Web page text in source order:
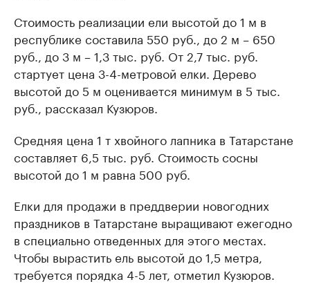
Стоимость реализации ели высотой до 1 м в
республике составила 550 руб., до 2 м – 650
руб., до 3 м – 1,3 тыс. руб. От 2,7 тыс. руб.
стартует цена 3-4-метровой елки. Дерево
высотой до 5 м оценивается минимум в 5 тыс.
руб., рассказал Кузюров.
Средняя цена 1 т хвойного лапника в Татарстане
составляет 6,5 тыс. руб. Стоимость сосны
высотой до 1 м равна 500 руб.
Елки для продажи в преддверии новогодних
праздников в Татарстане выращивают ежегодно
в специально отведенных для этого местах.
Чтобы вырастить ель высотой до 1,5 метра,
требуется порядка 4-5 лет, отметил Кузюров.